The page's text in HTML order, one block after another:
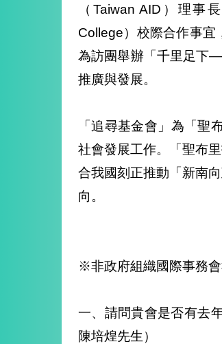
（Taiwan AID）理
College）校際合作事宜
為訪團舉辦「千里足下
推廣與發展。
「追尋基金會」為「聖
社會發展工作。「聖布
合我國刻正推動「新南
向。
※非政府組織國際事務會
一、請問貴會是否有去
陳培煌先生）